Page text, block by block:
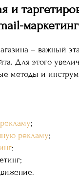
и
маркетинг
– важный
Для этого
методы и
;
рекламу;
;